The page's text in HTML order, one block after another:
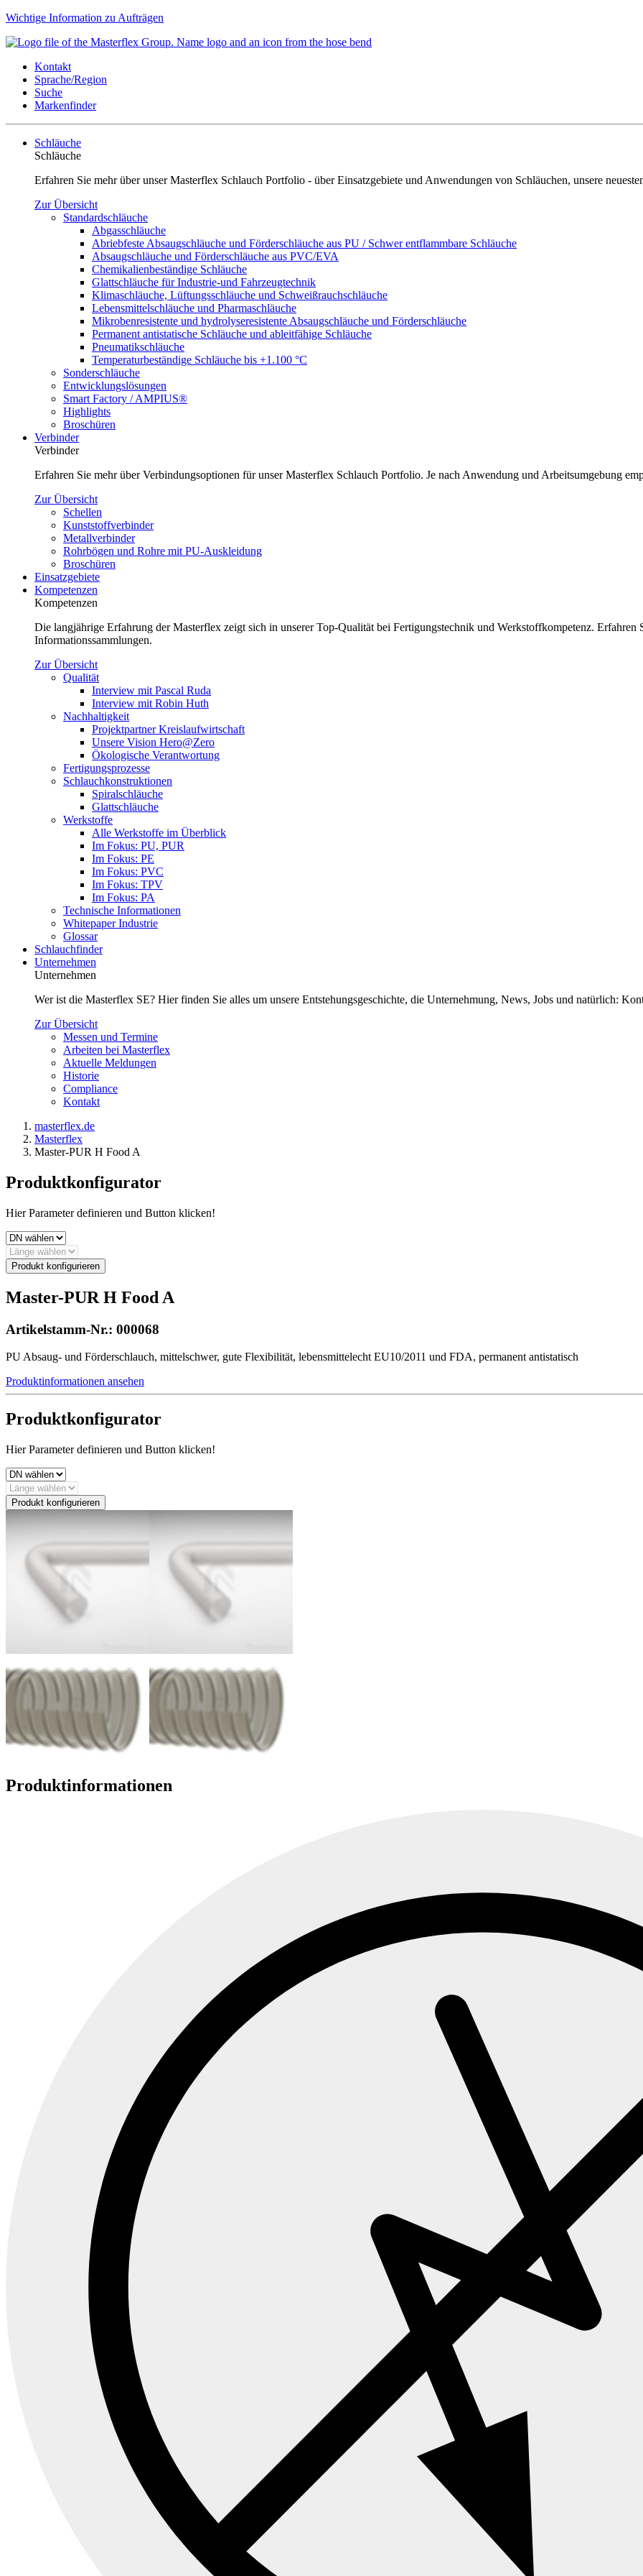
Wichtige Information zu Aufträgen
Kontakt
Sprache/Region
Suche
Markenfinder
Schläuche
Schläuche
Erfahren Sie mehr über unser Masterflex Schlauch Portfolio - über Einsatzgebiete und Anwendungen von Schläuchen, unsere
Zur Übersicht
Standardschläuche
Abgasschläuche
Abriebfeste Absaugschläuche und Förderschläuche aus PU / Schwer entflammbare Schläuche
Absaugschläuche und Förderschläuche aus PVC/EVA
Chemikalienbeständige Schläuche
Glattschläuche für Industrie-und Fahrzeugtechnik
Klimaschläuche, Lüftungsschläuche und Schweißrauchschläuche
Lebensmittelschläuche und Pharmaschläuche
Mikrobenresistente und hydrolyseresistente Absaugschläuche und Förderschläuche
Permanent antistatische Schläuche und ableitfähige Schläuche
Pneumatikschläuche
Temperaturbeständige Schläuche bis +1.100 °C
Sonderschläuche
Entwicklungslösungen
Smart Factory / AMPIUS®
Highlights
Broschüren
Verbinder
Verbinder
Erfahren Sie mehr über Verbindungsoptionen für unser Masterflex Schlauch Portfolio. Je nach Anwendung und Arbeitsumgebung
Zur Übersicht
Schellen
Kunststoffverbinder
Metallverbinder
Rohrbögen und Rohre mit PU-Auskleidung
Broschüren
Einsatzgebiete
Kompetenzen
Kompetenzen
Die langjährige Erfahrung der Masterflex zeigt sich in unserer Top-Qualität bei Fertigungstechnik und Werkstoffkompetenz. Erfahren
Informationssammlungen.
Zur Übersicht
Qualität
Interview mit Pascal Ruda
Interview mit Robin Huth
Nachhaltigkeit
Projektpartner Kreislaufwirtschaft
Unsere Vision Hero@Zero
Ökologische Verantwortung
Fertigungsprozesse
Schlauchkonstruktionen
Spiralschläuche
Glattschläuche
Werkstoffe
Alle Werkstoffe im Überblick
Im Fokus: PU, PUR
Im Fokus: PE
Im Fokus: PVC
Im Fokus: TPV
Im Fokus: PA
Technische Informationen
Whitepaper Industrie
Glossar
Schlauchfinder
Unternehmen
Unternehmen
Wer ist die Masterflex SE? Hier finden Sie alles um unsere Entstehungsgeschichte, die Unternehmung, News, Jobs und natürlich:
Zur Übersicht
Messen und Termine
Arbeiten bei Masterflex
Aktuelle Meldungen
Historie
Compliance
Kontakt
masterflex.de
Masterflex
Master-PUR H Food A
Produktkonfigurator
Hier Parameter definieren und Button klicken!
Produkt konfigurieren
Master-PUR H Food A
Artikelstamm-Nr.: 000068
PU Absaug- und Förderschlauch, mittelschwer, gute Flexibilität, lebensmittelecht EU10/2011 und FDA, permanent antistatisch
Produktinformationen ansehen
Produktkonfigurator
Hier Parameter definieren und Button klicken!
Produkt konfigurieren
Produktinformationen